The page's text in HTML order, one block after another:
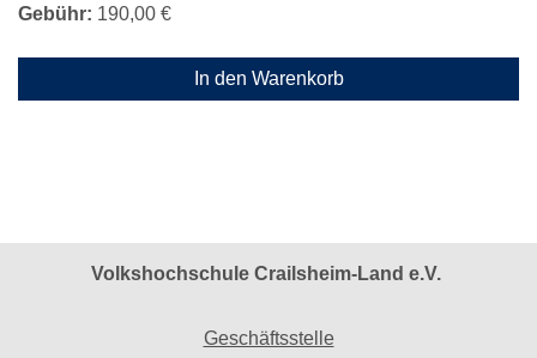
Gebühr: 190,00 €
In den Warenkorb
Volkshochschule Crailsheim-Land e.V.
Geschäftsstelle